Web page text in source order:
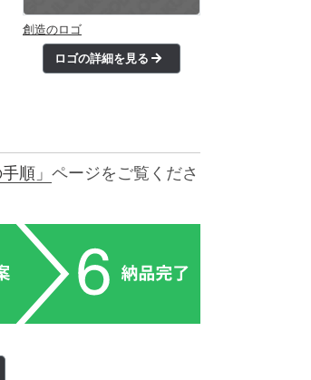
創造のロゴ
ロゴの詳細を見る
順」 ページをご覧くださ